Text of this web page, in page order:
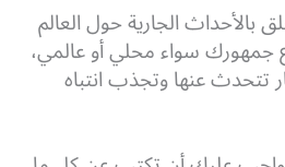
بالأحداث الجارية حول العالم
جمهورك سواء محلي أو عالمي،
تتحدث عنها وتجذب انتباه